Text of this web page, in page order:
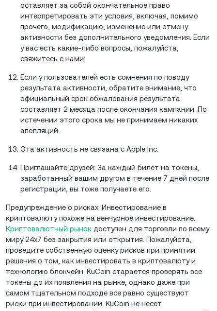
оставляет за собой окончательное право
интерпретировать эти условия, включая, помимо
прочего, модификацию, изменение или отмену
активности без дополнительного уведомления. Если
у вас есть какие-либо вопросы, пожалуйста,
свяжитесь с нами;
Если у пользователей есть сомнения по поводу
результата активности, обратите внимание, что
официальный срок обжалования результата
составляет 2 месяца после окончания кампании. По
истечении этого срока мы не принимаем никаких
апелляций.
Эта активность не связана с Apple Inc.
Приглашайте друзей: За каждый билет на токены,
заработанный вашим другом в течение 7 дней после
регистрации, вы тоже получаете его.
Предупреждение о рисках: Инвестирование в
криптовалюту похоже на венчурное инвестирование.
Криптовалютный рынок доступен для торговли по всему
миру 24x7 без закрытия или открытия. Пожалуйста,
проведите собственную оценку рисков при принятии
решения о том, как инвестировать в криптовалюту и
технологию блокчейн. KuCoin старается проверять все
токены до их появления на рынке, однако даже при
самом тщательном подходе все равно существуют
риски при инвестировании. KuCoin не несет